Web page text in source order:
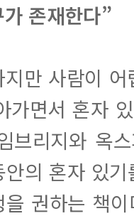
존재한다”
만 사람이
가면서 혼자
브리지와 옥
의 혼자 있
을 권하는 책